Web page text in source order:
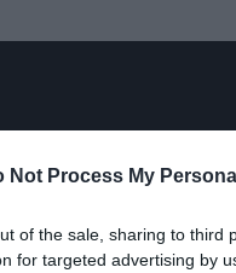
Not Process My
of the sale, sharing to third
for targeted advertising by